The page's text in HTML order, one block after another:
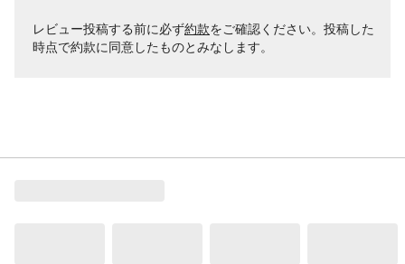
レビュー投稿する前に必ず約款をご確認ください。投稿した
時点で約款に同意したものとみなします。